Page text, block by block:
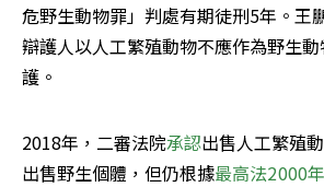
危野生動物罪」判處有期徒刑5年。王
辯護人以人工繁殖動物不應作為野生
護。
2018年，二審法院承認出售人工繁殖
出售野生個體，但仍根據最高法2000